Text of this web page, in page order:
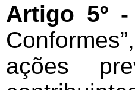
Artigo 5º -
ações